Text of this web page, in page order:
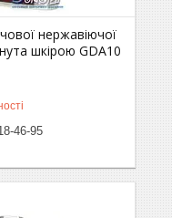
нержавіючої
шкірою GDA10
46-95